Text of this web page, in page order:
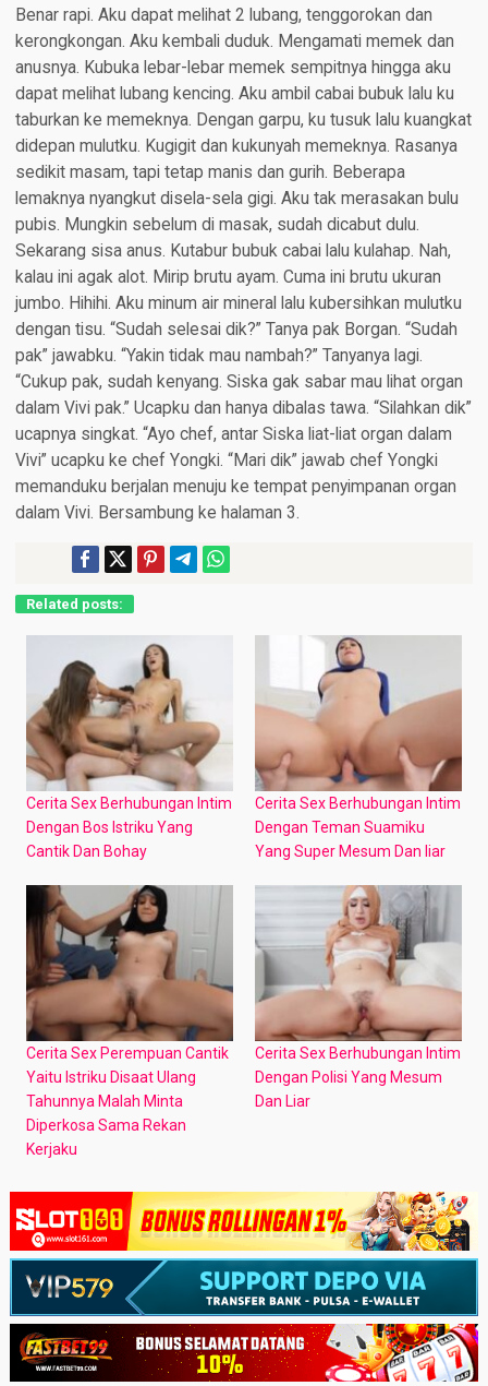
Related posts:
Cerita Sex Berhubungan Intim
Dengan Bos Istriku Yang
Cantik Dan Bohay
Cerita Sex Berhubungan Intim
Dengan Teman Suamiku
Yang Super Mesum Dan liar
Cerita Sex Perempuan Cantik
Yaitu Istriku Disaat Ulang
Tahunnya Malah Minta
Diperkosa Sama Rekan
Kerjaku
Cerita Sex Berhubungan Intim
Dengan Polisi Yang Mesum
Dan Liar